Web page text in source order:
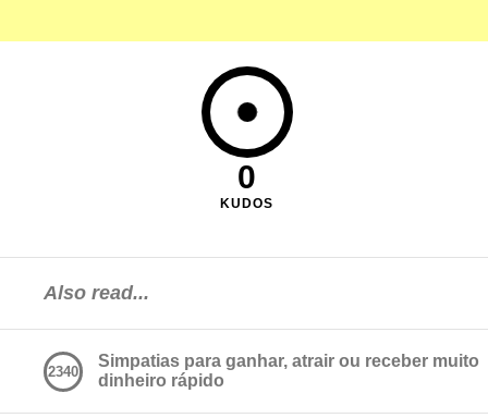
0
KUDOS
Also read...
Simpatias para ganhar, atrair ou receber muito
dinheiro rápido
2340